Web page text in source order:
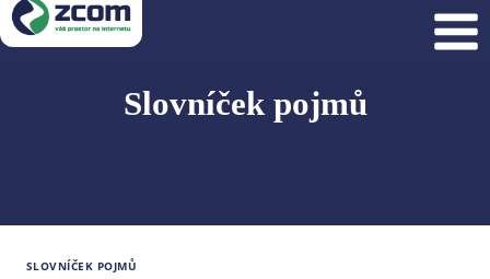
Přeskočit
na
obsah
Slovníček pojmů
SLOVNÍČEK POJMŮ